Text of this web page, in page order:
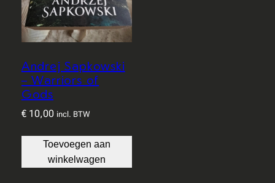
Andrej Sapkowski
– Warriors of
Gods
€10,00 incl. BTW
Toevoegen aan
winkelwagen